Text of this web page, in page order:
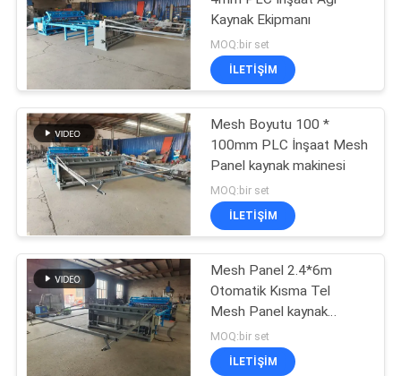
PRIVACY
sabit düğümlü çit
makinesi
33
İnşaat Hasır Kaynak
Makinesi
Kaynak Ekipmanı
MOQ:bir set
İLETIŞIM
Mesh Boyutu 100 *
100mm PLC İnşaat Mesh
Panel kaynak makinesi
MOQ:bir set
İLETIŞIM
Mesh Panel 2.4*6m
Otomatik Kısma Tel
Mesh Panel kaynak
makinesi
MOQ:bir set
İLETIŞIM